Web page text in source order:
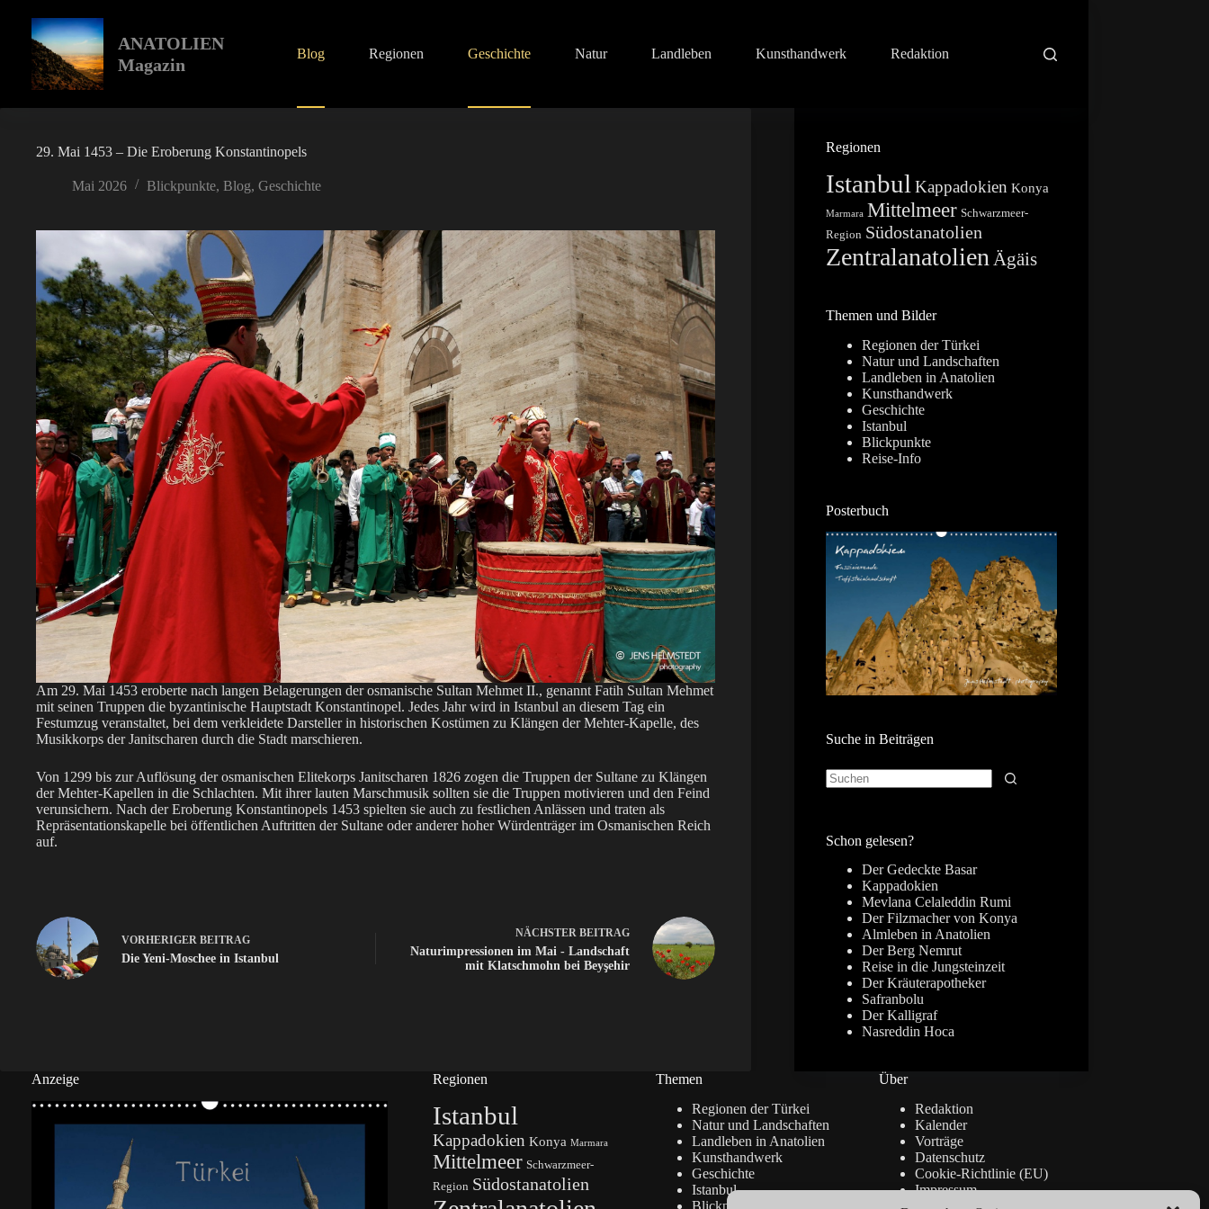
springen
ANATOLIEN
Magazin
Blog Regionen Geschichte Natur Landleben Kunsthandwerk Redaktion
29. Mai 1453 – Die Eroberung Konstantinopels
Mai 2026 Blickpunkte, Blog, Geschichte
Am 29. Mai 1453 eroberte nach langen Belagerungen der osmanische Sultan Mehmet II., genannt Fatih Sultan Mehmet
mit seinen Truppen die byzantinische Hauptstadt Konstantinopel. Jedes Jahr wird in Istanbul an diesem Tag ein
Festumzug veranstaltet, bei dem verkleidete Darsteller in historischen Kostümen zu Klängen der Mehter-Kapelle, des
Musikkorps der Janitscharen durch die Stadt marschieren.
Von 1299 bis zur Auflösung der osmanischen Elitekorps Janitscharen 1826 zogen die Truppen der Sultane zu Klängen
der Mehter-Kapellen in die Schlachten. Mit ihrer lauten Marschmusik sollten sie die Truppen motivieren und den Feind
verunsichern. Nach der Eroberung Konstantinopels 1453 spielten sie auch zu festlichen Anlässen und traten als
Repräsentationskapelle bei öffentlichen Auftritten der Sultane oder anderer hoher Würdenträger im Osmanischen Reich
auf.
VORHERIGER BEITRAG
Die Yeni-Moschee in Istanbul
NÄCHSTER BEITRAG
Naturimpressionen im Mai - Landschaft
mit Klatschmohn bei Beyşehir
Regionen
Istanbul Kappadokien Konya
Marmara Mittelmeer Schwarzmeer-
Region Südostanatolien
Zentralanatolien Ägäis
Themen und Bilder
Regionen der Türkei
Natur und Landschaften
Landleben in Anatolien
Kunsthandwerk
Geschichte
Istanbul
Blickpunkte
Reise-Info
Posterbuch
Suche in Beiträgen
Schon gelesen?
Der Gedeckte Basar
Kappadokien
Mevlana Celaleddin Rumi
Der Filzmacher von Konya
Almleben in Anatolien
Der Berg Nemrut
Reise in die Jungsteinzeit
Der Kräuterapotheker
Safranbolu
Der Kalligraf
Nasreddin Hoca
Anzeige Regionen
Istanbul
Kappadokien Konya Marmara
Mittelmeer Schwarzmeer-
Region Südostanatolien
Themen
Regionen der Türkei
Natur und Landschaften
Landleben in Anatolien
Kunsthandwerk
Geschichte
Istanbul
Über
Redaktion
Kalender
Vorträge
Datenschutz
Cookie-Richtlinie (EU)
Impressum